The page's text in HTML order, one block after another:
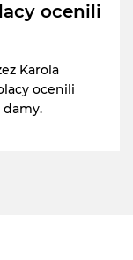
ocenili
Karola
ocenili
damy.